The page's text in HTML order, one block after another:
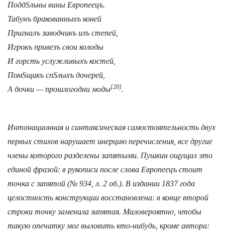
ПоддЅльны вины Европеецъ.
Табунъ бракованныхъ коней
Пригналъ заводчикъ изъ степей,
Игрокъ привезъ свои колоды
И горсть услужливыхъ костей,
ПомЅщикъ спЅлыхъ дочерей,
А дочки — прошлогодни моды[20].
Интонационная и синтаксическая самостоятельность двух
первых стихов нарушает инерцию перечисления, все другие
члены которого разделены запятыми. Пушкин ощущал это
единой фразой: в рукописи после слова Европеецъ стоит
точка с запятой (№ 934, л. 2 об.). В издании 1837 года
целостность конструкции восстановлена: в конце второй
строки точку заменила запятая. Маловероятно, чтобы
такую опечатку мог выловить кто-нибудь, кроме автора: